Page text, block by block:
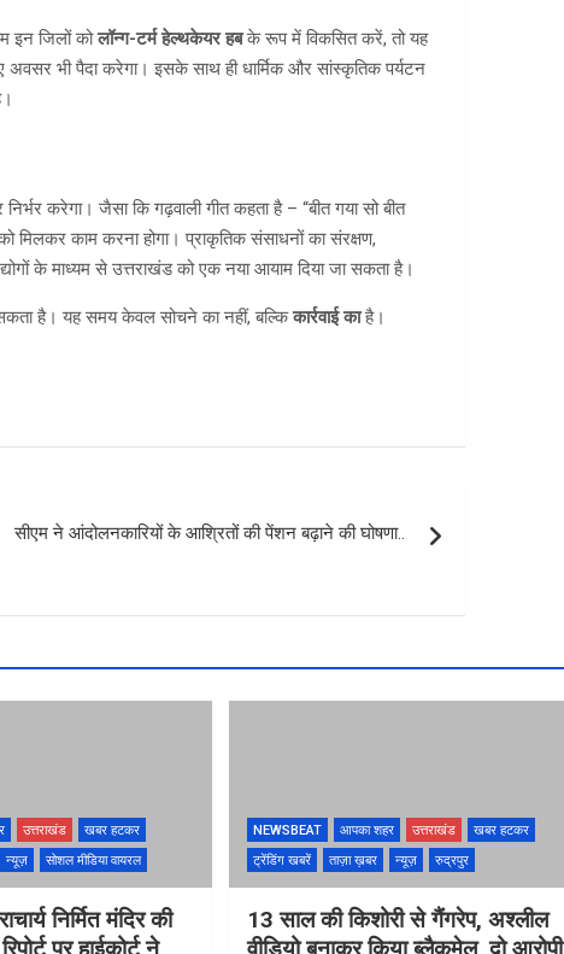
इन जिलों कोलॉन्ग-टर्म हेल्थकेयर हबके रूप में विकसित करें, तो यह
अवसर भी पैदा करेगा। इसके साथ ही धार्मिक और सांस्कृतिक पर्यटन
करेगा। जैसा कि गढ़वाली गीत कहता है – “बीत गया सो बीत
काम करना होगा। प्राकृतिक संसाधनों का संरक्षण,
के माध्यम से उत्तराखंड को एक नया आयाम दिया जा सकता है।
है। यह समय केवल सोचने का नहीं, बल्किकार्रवाई काहै।
सीएम ने आंदोलनकारियों के आश्रितों की पेंशन बढ़ाने की घोषणा..
उत्तराखंड
खबर हटकर
न्यूज़ सोशल मीडिया वायरल
निर्मित मंदिर की
NEWSBEAT आपका शहर उत्तराखंड
खबर हटकर
ट्रेंडिंग खबरें
ताज़ा ख़बर न्यूज़ रुद्रपुर
13 साल की किशोरी से गैंगरेप, अश्लील